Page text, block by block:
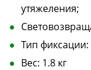
утяжеления;
Тип фиксации:
Вес: 1.8 кг